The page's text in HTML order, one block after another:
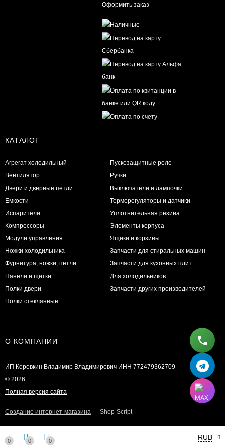
Оформить заказ
КАТАЛОГ
Агрегат холодильный
Вентилятор
Двери и дверные петли
Емкости
Испарители
Компрессоры
Модули управления
Ножки холодильника
Фурнитура, ножки, петли
Панели и щитки
Полки двери
Полки стеклянные
Пускозащитные реле
Ручки
Выключатели и лампочки
Терморегуляторы и датчики
Уплотнительная резина
Элементы корпуса
Ящики и корзины
Запчасти для стиральных машин
Запчасти для кухонных плит
Для холодильников
Запчасти других производителей
О КОМПАНИИ
ИП Коровкин Владимир Владимирович ИНН 772479362709
© 2026
Полная версия сайта
Создание интернет-магазина — Shop-Script
RUB
0 0 0